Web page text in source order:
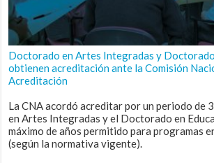
Doctorado en Artes Integradas y
obtienen acreditación ante la Comisión
Acreditación
La CNA acordó acreditar por un periodo de
en Artes Integradas y el Doctorado en
máximo de años permitido para programas
(según la normativa vigente).